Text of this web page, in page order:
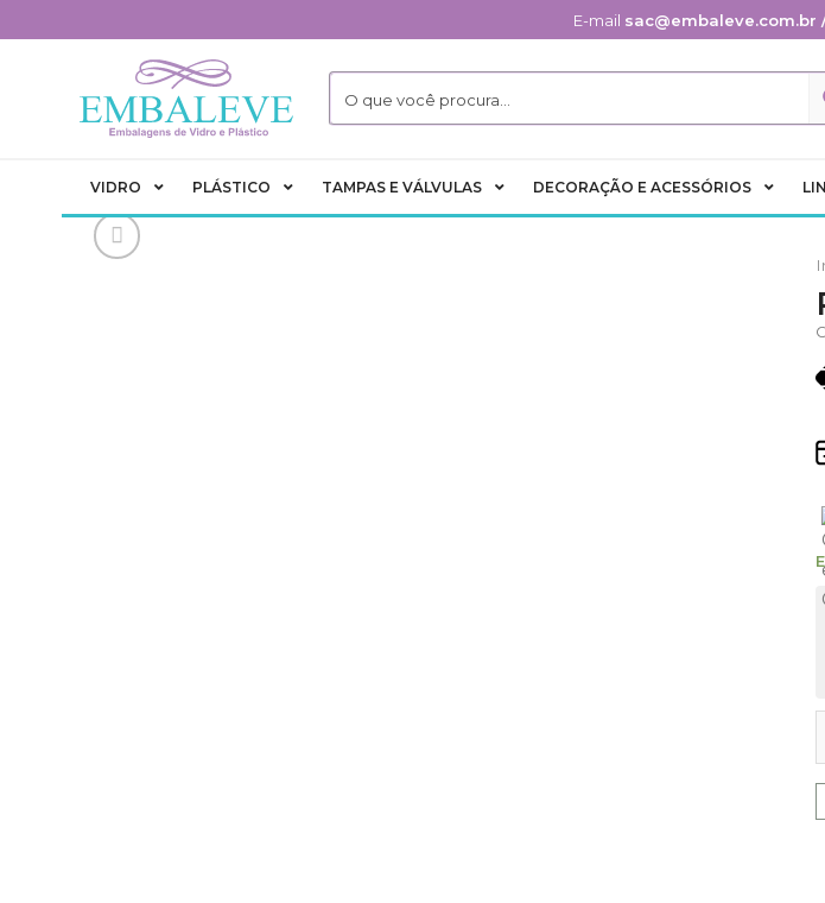
to
E-mail
VIDRO PLÁSTICO TAMPAS E VÁLVULAS DECORAÇÃO E ACESSÓRIOS